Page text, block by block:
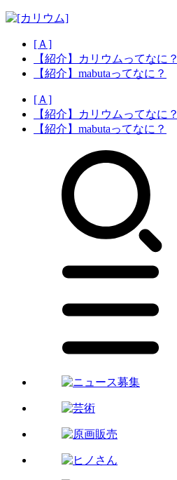
[Ａ]
【紹介】カリウムってなに？
【紹介】mabutaってなに？
[Ａ]
【紹介】カリウムってなに？
【紹介】mabutaってなに？